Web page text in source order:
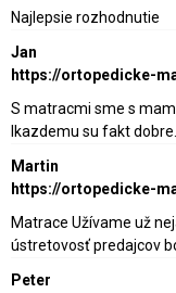
Najlepsie rozhodnutie
Jan
https://ortopedicke-
S matracmi sme s
lkazdemu su fakt
Martin
https://ortopedicke-
Matrace Užívame už
ústretovosť predajcov
Peter